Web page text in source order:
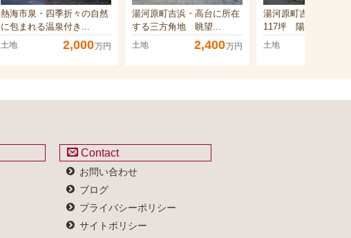
熱海市泉・四季折々の自然
に包まれる温泉付き...
土地 2,000万円
湯河原町吉浜・高台に所在
する三方角地 眺望...
土地 2,400万円
湯河原町吉浜・敷地
117坪 陽当り良好...
土地
Contact
お問い合わせ
ブログ
プライバシーポリシー
サイトポリシー